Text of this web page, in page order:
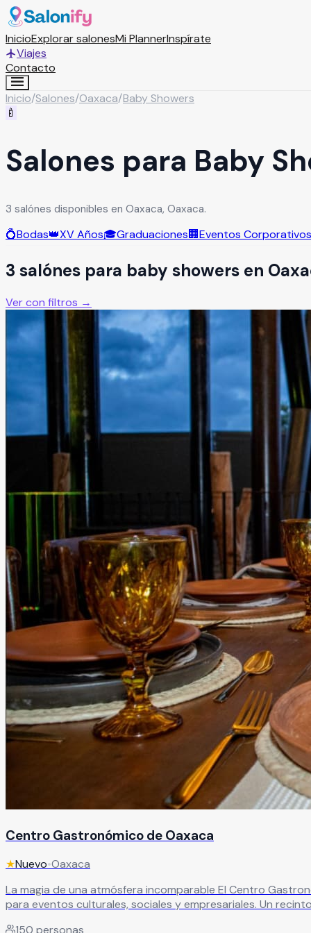
InicioExplorar salonesMi PlannerInspírate
Viajes
Contacto
Inicio/Salones/Oaxaca/Baby Showers
🍼
Salones para Baby
3 salónes disponibles en Oaxaca, Oaxaca.
💍Bodas👑XV Años🎓Graduaciones🏢Eventos Corporativos
3 salónes para baby showers en
Ver con filtros →
Centro Gastronómico de Oaxaca
★Nuevo•Oaxaca
La magia de una atmósfera incomparable El Centro
para eventos culturales, sociales y empresariales. Un